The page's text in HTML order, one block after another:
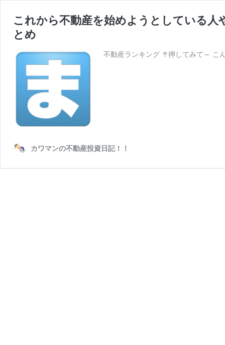
これから不動産を始めようとしている
とめ
不動産ランキング ↑押してみて～
カワマンの不動産投資日記！！